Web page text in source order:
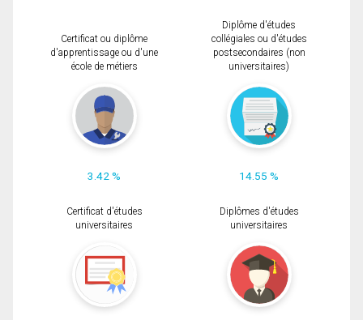
Certificat ou diplôme
d'apprentissage ou d'une
école de métiers
3.42 %
Diplôme d'études
collégiales ou d'études
postsecondaires (non
universitaires)
14.55 %
Certificat d'études
universitaires
Diplômes d'études
universitaires